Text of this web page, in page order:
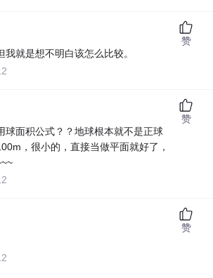
我就是想不明白该怎么比较。
赞
球面积公式？？地球根本就不是正球
，很小的，直接当做平面就好了，
赞
赞